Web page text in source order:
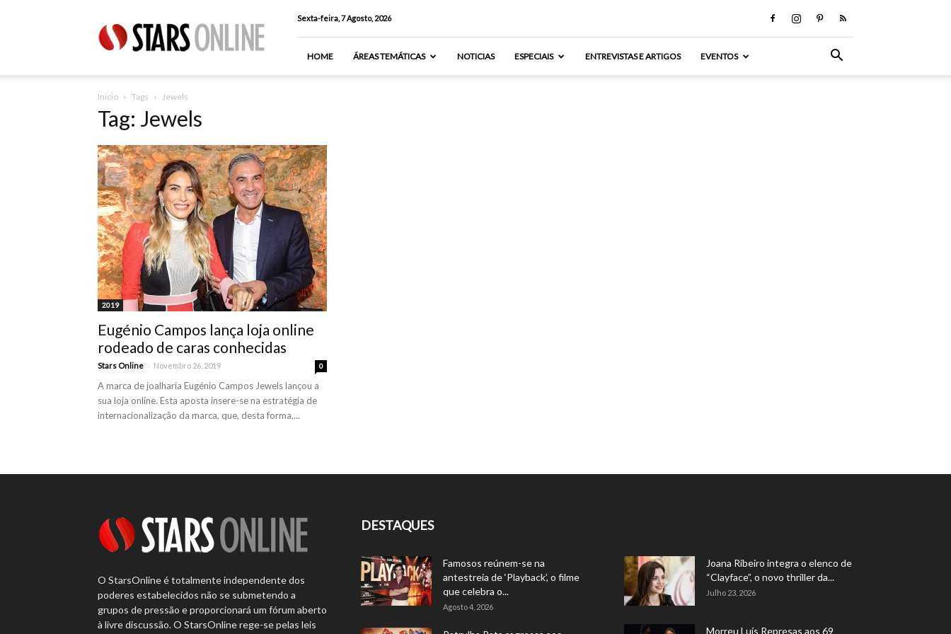
Online
Sexta-feira, 7 Agosto, 2026
HOME ÁREAS TEMÁTICAS NOTICIAS ESPECIAIS ENTREVISTAS E ARTIGOS EVENTOS
Inicio Tags Jewels
Tag: Jewels
2019
Eugénio Campos lança loja online
rodeado de caras conhecidas
Stars Online - Novembro 26, 2019 0
A marca de joalharia Eugénio Campos Jewels lançou a
sua loja online. Esta aposta insere-se na estratégia de
internacionalização da marca, que, desta forma,...
O StarsOnline é totalmente independente dos
poderes estabelecidos não se submetendo a
grupos de pressão e proporcionará um fórum aberto
à livre discussão. O StarsOnline rege-se pelas leis
DESTAQUES
Famosos reúnem-se na
antestreia de ‘Playback’, o filme
que celebra o...
Agosto 4, 2026
Joana Ribeiro integra o elenco de
“Clayface”, o novo thriller da...
Julho 23, 2026
Morreu Luís Represas aos 69